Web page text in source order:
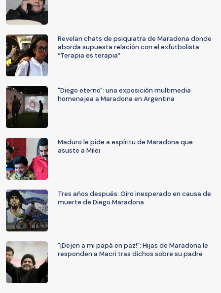
Revelan chats de psiquiatra de Maradona donde
aborda supuesta relación con el exfutbolista:
“Terapia es terapia”
"Diego eterno": una exposición multimedia
homenajea a Maradona en Argentina
Maduro le pide a espíritu de Maradona que
asuste a Milei
Tres años después: Giro inesperado en causa de
muerte de Diego Maradona
"¡Dejen a mi papá en paz!": Hijas de Maradona le
responden a Macri tras dichos sobre su padre